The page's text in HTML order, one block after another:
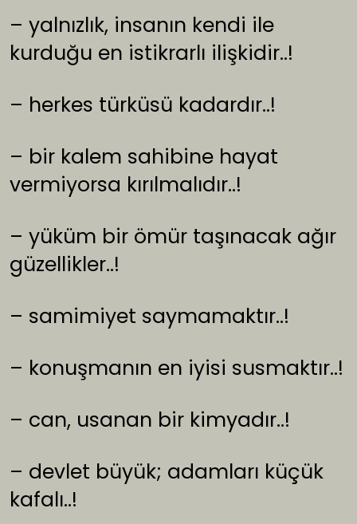
– yalnızlık, insanın kendi ile
kurduğu en istikrarlı ilişkidir..!
– herkes türküsü kadardır..!
– bir kalem sahibine hayat
vermiyorsa kırılmalıdır..!
– yüküm bir ömür taşınacak ağır
güzellikler..!
– samimiyet saymamaktır..!
– konuşmanın en iyisi susmaktır..!
– can, usanan bir kimyadır..!
– devlet büyük; adamları küçük
kafalı..!